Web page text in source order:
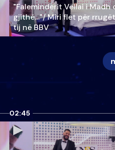
"Faleminderit Vëllai i Madh
gjithë…"/ Miri flet për
tij në BBV
02:45